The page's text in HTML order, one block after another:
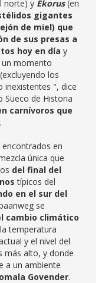
norte) y Ekorus (en
gigantes
de miel) que
de sus presas a
hoy en día y
un momento
los
inexistentes ", dice
Sueco de Historia
carnívoros que
.
encontrados en
única que
del final del
típicos del
en el sur del
se
cambio climático
temperatura
y el nivel del
más alto, y donde
a un ambiente
Govender.